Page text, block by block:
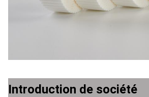
Introduction de société